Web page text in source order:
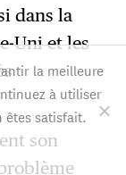
dans la
Uni et les
son
la meilleure
à utiliser
êtes satisfait.